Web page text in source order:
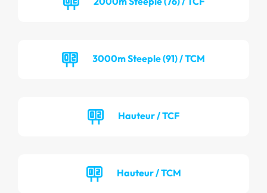
3000m Steeple (91) / TCM
Hauteur / TCF
Hauteur / TCM